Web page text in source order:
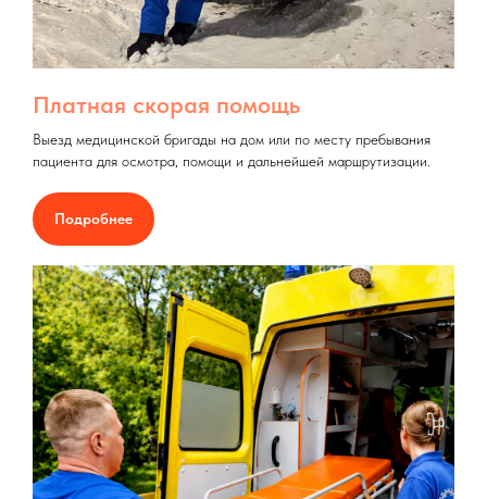
Платная скорая помощь
Выезд медицинской бригады на дом или по месту пребывания
пациента для осмотра, помощи и дальнейшей маршрутизации.
Подробнее